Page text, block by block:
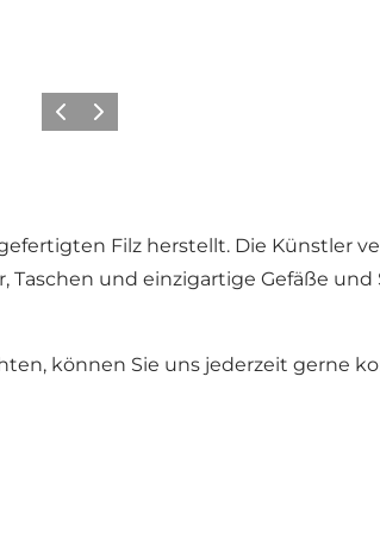
ZurückWeiter
Filz herstellt. Die Künstler
und einzigartige Gefäße
können Sie uns jederzeit gerne